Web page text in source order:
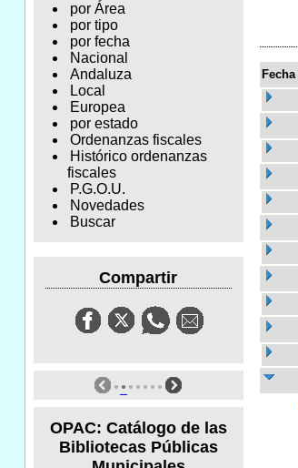
por Área
por tipo
por fecha
Nacional
Andaluza
Local
Europea
por estado
Ordenanzas fiscales
Histórico ordenanzas
fiscales
P.G.O.U.
Novedades
Buscar
Compartir
OPAC: Catálogo de las
Bibliotecas Públicas
Fecha